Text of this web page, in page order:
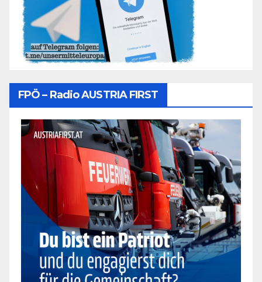
FPÖ – Radio AUSTRIA FIRST